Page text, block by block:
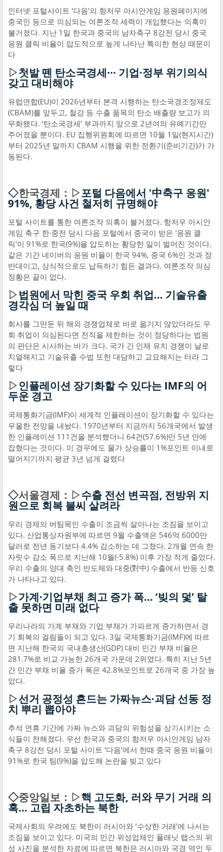
인터넷 포털사이트 ‘다음’의 항저우 아시안게임 응원페이지에
중국인 등으로 의심되는 여론조작 세력이 개입했다는 의혹이
불거졌다. 지난 1일 한국과 중국의 남자축구 8강전 당시 중국
응원 클릭 비율이 압도적으로 높게 나타난 특이한 현상 때문이
다
▷첫발 뗀 탄소국경세··· 기업·정부 위기의식
갖고 대비해야
유럽연합(EU)이 2026년부터 본격 시행하는 탄소국경조정제도
(CBAM)를 앞두고, 철강 등 수출 품목의 탄소 배출량 보고가 의
무화됐다. ‘탄소국경세’ 부과까지 앞으로 2년여의 유예기간만
주어졌을 뿐이다. EU 집행위원회에 따르면 10월 1일(현지시간)
부터 2025년 말까지 CBAM 시행을 위한 전환기(준비기간)가 가
동된다.
◇한국경제：▷포털 다음에서 '中축구 응원'
91%, 황당 사건 철저히 규명해야
포털 사이트를 통한 여론조작 의혹이 불거졌다. 항저우 아시안
게임 축구 한·중전 당시 다음 포털에서 중국이 받은 '응원 클
릭'이 91%로 한국(9%)을 압도하는 황당한 일이 벌어진 것이다.
같은 기간 네이버의 응원 비율이 한국 94%, 중국 6%인 것과 정
반대이고, 상식적으로도 납득하기 힘든 결과다. 여론조작 의심
정황은 끝이 없다.
▷법원에서 막힌 중국 우회 취업… 기술유출
경각심 더 높일 때
회사를 그만둔 뒤 해외 경쟁업체로 바로 옮기지 않았더라도 우
회 취업이 의심된다면 전직을 제한하는 것이 정당하다는 법원
의 판단은 시사하는 바가 크다. 국가 간 인재 유치 경쟁이 날로
치열해지고 기술유출 수법 또한 대담하고 교묘해지는 터라 그
렇다
▷인플레이션 장기화할 수 있다는 IMF의 어
두운 경고
국제통화기금(IMF)이 세계적 인플레이션이 장기화할 수 있다는
우울한 전망을 내놨다. 1970년부터 지금까지 56개국에서 발생
한 인플레이션 111건을 분석했더니 64건(57.6%)만 5년 안에
잡혔다는 것이다. 이 경우에도 물가 상승률이 1%포인트 이내로
떨어지기까지 평균 3년 넘게 걸렸다
◇서울경제：▷수출 전선 변곡점, 전방위 지
원으로 회복 불씨 살려라
우리 경제의 버팀목인 수출이 조금씩 살아나는 조짐을 보이고
있다. 산업통상자원부에 따르면 9월 수출액은 546억 6000만
달러로 전년 동기보다 4.4% 감소하는 데 그쳤다. 2개월 연속 한
자릿수 감소 폭으로 지난해 10월(-5.8%) 이후 가장 적게 줄었다.
우리 수출의 양대 축인 반도체와 대중(對中) 수출에서 반등 신호
가 나타나고 있다.
▷가계·기업부채 최고 증가 폭… ‘빚의 덫’ 탈
출 못하면 미래 없다
우리나라의 가계 부채와 기업 부채가 가파르게 증가하면서 경
기 회복의 걸림돌이 되고 있다. 3일 국제통화기금(IMF)에 따르
면 지난해 한국의 국내총생산(GDP) 대비 민간 부채 비율은
281.7%로 비교 가능한 26개국 가운데 2위였다. 특히 지난 5년
간 민간 부채 비율 증가 폭은 42.8%포인트로 26개국 중 가장 높
았다.
▷선거 공정성 흔드는 가짜뉴스·괴담 선동 정
치 뿌리 뽑아야
추석 연휴 기간에 가짜 뉴스와 괴담의 위험성을 상기시키는 소
식들이 전해졌다. 우선 한국과 중국의 항저우 아시안게임 남자
축구 8강전 당시 포털 사이트 ‘다음’에서 한때 중국 응원 비율이
91%로 한국 팀(9%)을 압도해 논란을 빚고 있다
◇중앙일보：▷핵 고도화, 러와 무기 거래 의
혹… 고립 자초하는 북한
국제사회의 우려에도 북한이 러시아와 ‘수상한 거래’에 나서는
조짐을 보이고 있다. 미국의 민간 위성업체인 플래닛 랩스의 위
성 사진을 분석한 자료에 따르면 북한은 러시아와 국경 역인 두